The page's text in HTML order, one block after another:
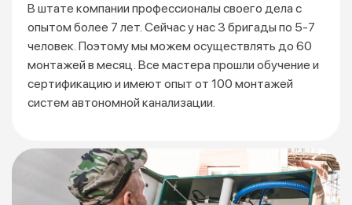
В штате компании профессионалы своего дела с
опытом более 7 лет. Сейчас у нас 3 бригады по 5-7
человек. Поэтому мы можем осуществлять до 60
монтажей в месяц. Все мастера прошли обучение и
сертификацию и имеют опыт от 100 монтажей
систем автономной канализации.